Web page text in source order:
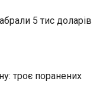
5 тис доларів
троє поранених